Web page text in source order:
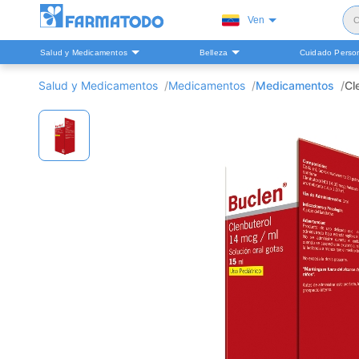
Ven
Salud y Medicamentos Belleza Cuidado
Salud y Medicamentos Medicamentos Medicamentos